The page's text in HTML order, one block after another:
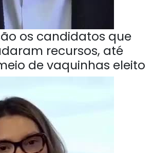
os candidatos que
recursos, até
de vaquinhas eleito